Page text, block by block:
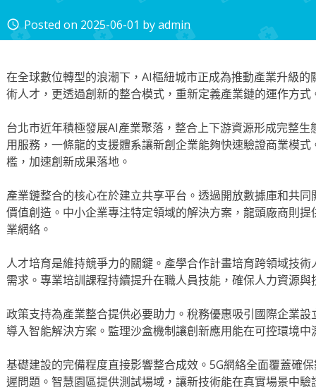
access_time Posted on 2025-06-01 byadmin
在全球數位轉型的浪潮下，AI樞紐城市正成為推動產業升級
術人才，更透過創新的整合模式，重新定義產業鏈的運作方式
台北市近年積極發展AI產業聚落，整合上下游資源形成完整
用服務，一條龍的支援體系讓新創企業能夠快速驗證商業模
檻，加速創新成果落地。
產業鏈整合的核心在於建立共享平台。透過開放數據庫和共
價值創造。中小企業專注特定領域的解決方案，龍頭廠商則
業網絡。
人才培育是維持競爭力的關鍵。產學合作計畫培育跨領域技
需求。專業培訓課程持續提升在職人員技能，確保人力資源
政策支持為產業整合提供必要助力。稅務優惠吸引國際企業
導入智能解決方案。監理沙盒機制讓創新應用能在可控環境
基礎建設的完備程度直接影響整合成效。5G網絡全面覆蓋確
遲問題。智慧園區提供測試場域，讓新技術能在真實場景中驗